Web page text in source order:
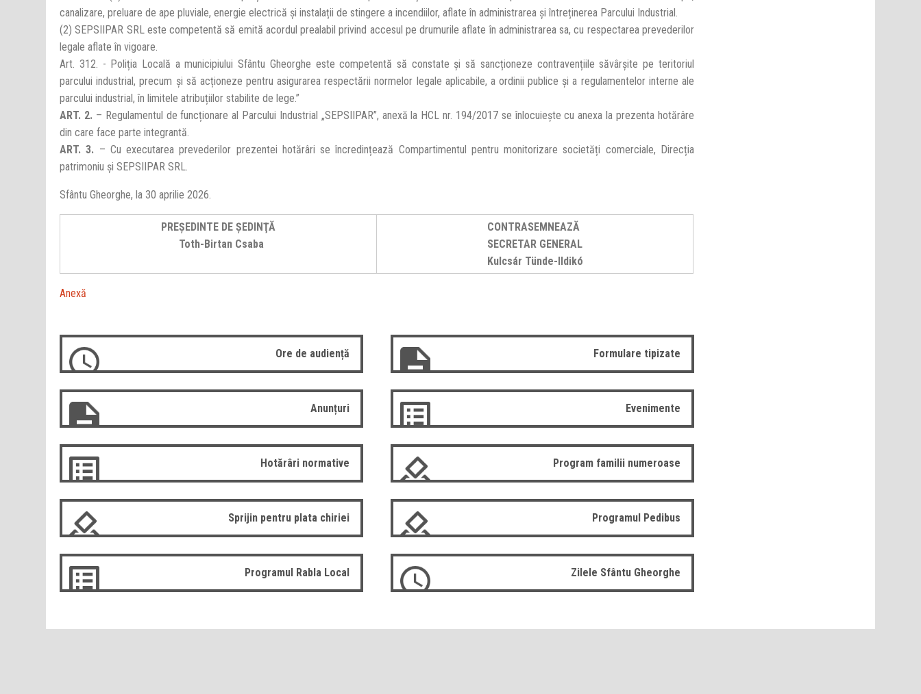
canalizare, preluare de ape pluviale, energie electrică și instalații de stingere a incendiilor, aflate în administrarea și întreținerea Parcului Industrial.
(2) SEPSIIPAR SRL este competentă să emită acordul prealabil privind accesul pe drumurile aflate în administrarea sa, cu respectarea prevederilor
legale aflate în vigoare.
Art. 312. - Poliția Locală a municipiului Sfântu Gheorghe este competentă să constate și să sancționeze contravențiile săvârșite pe teritoriul
parcului industrial, precum și să acționeze pentru asigurarea respectării normelor legale aplicabile, a ordinii publice și a regulamentelor interne ale
parcului industrial, în limitele atribuțiilor stabilite de lege.”
ART. 2. – Regulamentul de funcționare al Parcului Industrial „SEPSIIPAR”, anexă la HCL nr. 194/2017 se înlocuiește cu anexa la prezenta hotărâre
din care face parte integrantă.
ART. 3. – Cu executarea prevederilor prezentei hotărâri se încredințează Compartimentul pentru monitorizare societăți comerciale, Direcția
patrimoniu și SEPSIIPAR SRL.
Sfântu Gheorghe, la 30 aprilie 2026.
PREŞEDINTE DE ŞEDINŢĂ
Toth-Birtan Csaba
CONTRASEMNEAZĂ
SECRETAR GENERAL
Kulcsár Tünde-Ildikó
Anexă
Ore de audiență Formulare tipizate
Anunțuri Evenimente
Hotărâri normative Program familii numeroase
Sprijin pentru plata chiriei Programul Pedibus
Programul Rabla Local Zilele Sfântu Gheorghe